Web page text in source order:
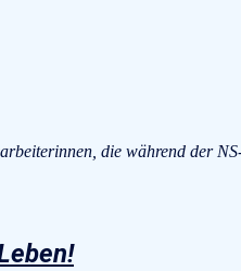
die während der